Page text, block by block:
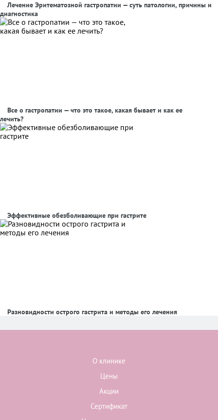
Лечение Эритематозной гастропатии — суть патологии, причины и
диагностика
Все о гастропатии — что это такое, какая бывает и как ее
лечить?
Эффективные обезболивающие при гастрите
Разновидности острого гастрита и методы его лечения
О клинике
Цены
Акции
Сертификат